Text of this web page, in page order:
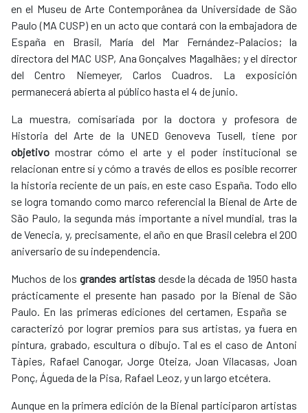
en el Museu de Arte Contemporânea da Universidade de São
Paulo (MA CUSP) en un acto que contará con la embajadora de
España en Brasil, María del Mar Fernández-Palacios; la
directora del MAC USP, Ana Gonçalves Magalhães; y el director
del Centro Niemeyer, Carlos Cuadros. La exposición
permanecerá abierta al público hasta el 4 de junio.
La muestra, comisariada por la doctora y profesora de
Historia del Arte de la UNED Genoveva Tusell, tiene por
objetivo mostrar cómo el arte y el poder institucional se
relacionan entre sí y cómo a través de ellos es posible recorrer
la historia reciente de un país, en este caso España. Todo ello
se logra tomando como marco referencial la Bienal de Arte de
São Paulo, la segunda más importante a nivel mundial, tras la
de Venecia, y, precisamente, el año en que Brasil celebra el 200
aniversario de su independencia.
Muchos de los grandes artistasdesde la década de 1950 hasta
prácticamente el presente han pasado por la Bienal de São
Paulo. En las primeras ediciones del certamen, España se
caracterizó por lograr premios para sus artistas, ya fuera en
pintura, grabado, escultura o dibujo. Tal es el caso de Antoni
Tàpies, Rafael Canogar, Jorge Oteiza, Joan Vilacasas, Joan
Ponç, Águeda de la Pisa, Rafael Leoz, y un largo etcétera.
Aunque en la primera edición de la Bienal participaron artistas